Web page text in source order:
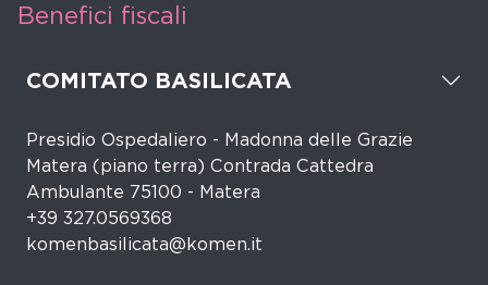
Benefici fiscali
COMITATO BASILICATA
Presidio Ospedaliero - Madonna delle Grazie
Matera (piano terra) Contrada Cattedra
Ambulante 75100 - Matera
+39 327.0569368
komenbasilicata@komen.it